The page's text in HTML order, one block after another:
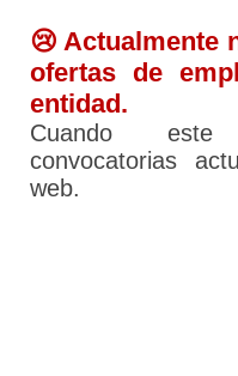
😢 Actualmente
ofertas de
entidad.
Cuando este
convocatorias
web.